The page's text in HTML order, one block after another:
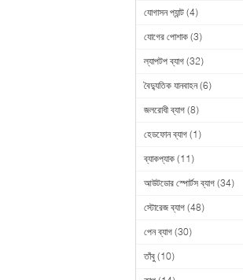
যোগাসন প্যান্ট (4)
যোগের পোশাক (3)
ল্যাপটপ ব্যাগ (32)
বৈদ্যুতিক যানবাহন (6)
জলরোধী ব্যাগ (8)
হেডফোন ব্যাগ (1)
ব্যাকপ্যাক (11)
আউটডোর স্পোর্টস ব্যাগ (34)
স্টোরেজ ব্যাগ (48)
পেন ব্যাগ (30)
তাঁবু (10)